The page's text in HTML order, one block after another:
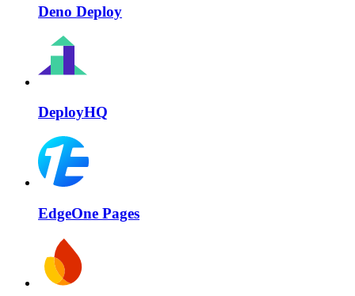
Deno Deploy
DeployHQ
EdgeOne Pages